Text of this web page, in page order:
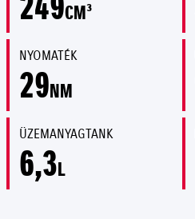
CM³
NYOMATÉK
29NM
ÜZEMANYAGTANK
6,3L